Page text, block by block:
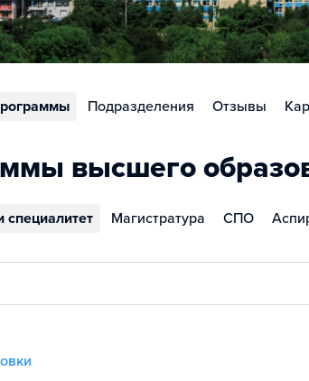
Подразделения Отзывы
высшего
специалитет Магистратура СПО